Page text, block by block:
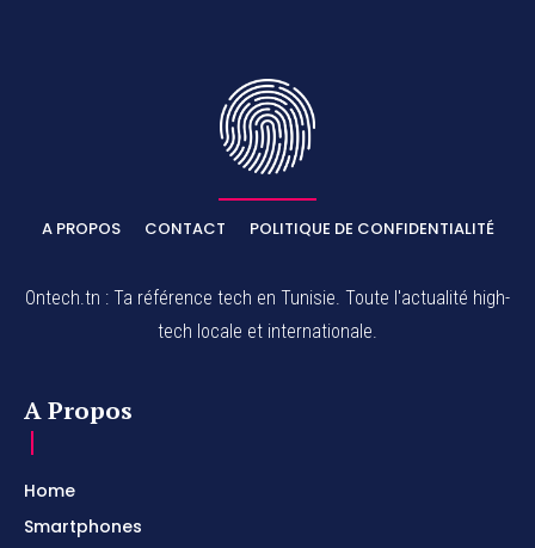
A PROPOS CONTACT POLITIQUE DE CONFIDENTIALITÉ
Ontech.tn : Ta référence tech en Tunisie. Toute l'actualité high-
tech locale et internationale.
A Propos
Home
Smartphones